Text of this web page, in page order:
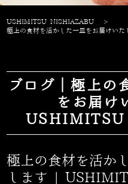
USHIMITSU NISHIAZABU
>
極上の食材を活かした一皿をお届け
ブログ｜極上の
をお届け
極上の食材を活か
します |